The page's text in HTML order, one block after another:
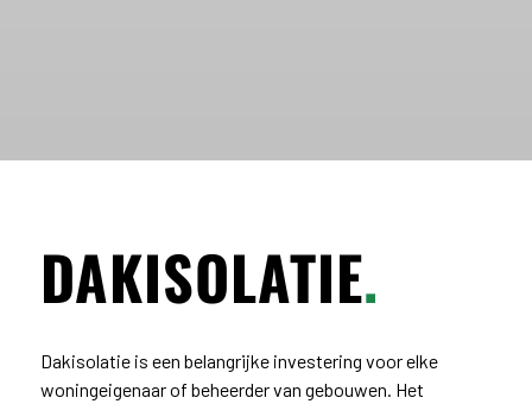
DAKISOLATIE.
Dakisolatie is een belangrijke investering voor elke
woningeigenaar of beheerder van gebouwen. Het